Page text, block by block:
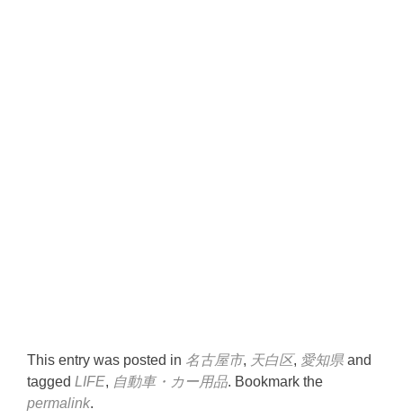
This entry was posted in 名古屋市, 天白区, 愛知県 and
tagged LIFE, 自動車・カー用品. Bookmark the
permalink.